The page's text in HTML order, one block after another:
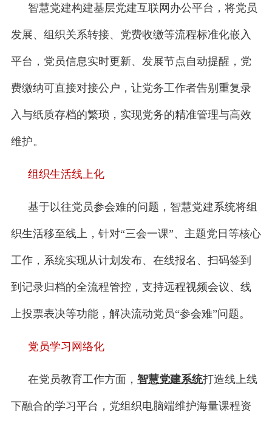
智慧党建构建基层党建互联网办公平台，将党员
发展、组织关系转接、党费收缴等流程标准化嵌入
平台，党员信息实时更新、发展节点自动提醒，党
费缴纳可直接对接公户，让党务工作者告别重复录
入与纸质存档的繁琐，实现党务的精准管理与高效
维护。
组织生活线上化
基于以往党员参会难的问题，智慧党建系统将组
织生活移至线上，针对“三会一课”、主题党日等核心
工作，系统实现从计划发布、在线报名、扫码签到
到记录归档的全流程管控，支持远程视频会议、线
上投票表决等功能，解决流动党员“参会难”问题。
党员学习网络化
在党员教育工作方面， 智慧党建系统打造线上线
下融合的学习平台，党组织电脑端维护海量课程资